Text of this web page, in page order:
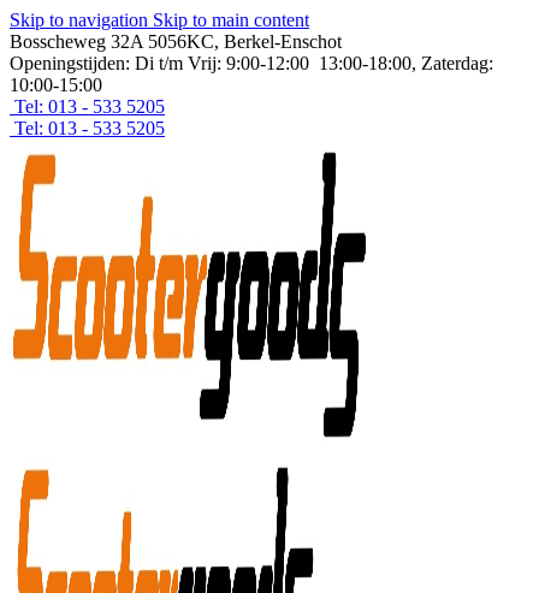
Skip to navigation Skip to main content
Bosscheweg 32A 5056KC, Berkel-Enschot
Openingstijden: Di t/m Vrij: 9:00-12:00 13:00-18:00, Zaterdag:
10:00-15:00
Tel: 013 - 533 5205
Tel: 013 - 533 5205